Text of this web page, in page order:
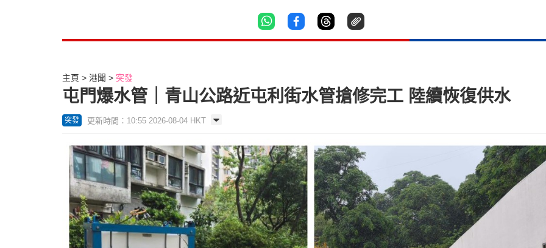
主頁 港聞 突發
屯門爆水管｜青山公路近屯利街水管搶修完工 陸續恢復供水
突發 更新時間：10:55 2026-08-04 HKT